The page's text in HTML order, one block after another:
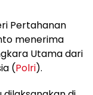
Pertahanan
menerima
Utama dari
(Polri).